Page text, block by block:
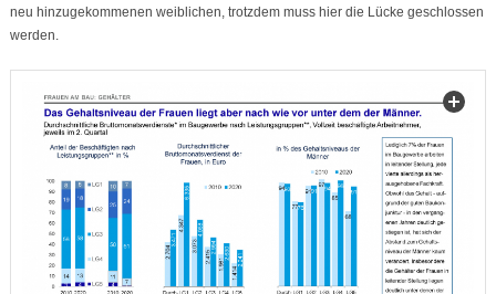
neu hinzugekommenen weiblichen, trotzdem muss hier die Lücke geschlossen
werden.